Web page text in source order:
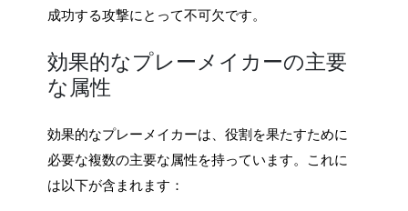
成功する攻撃にとって不可欠です。
効果的なプレーメイカーの主要
な属性
効果的なプレーメイカーは、役割を果たすために
必要な複数の主要な属性を持っています。これに
は以下が含まれます：